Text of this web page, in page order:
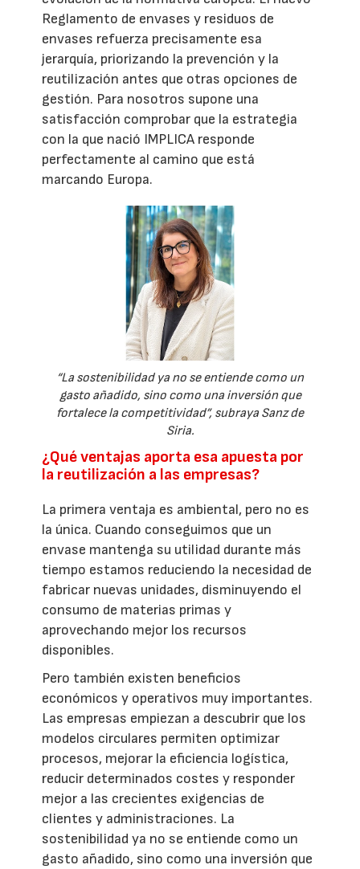
Reglamento de envases y residuos de
envases refuerza precisamente esa
jerarquía, priorizando la prevención y la
reutilización antes que otras opciones de
gestión. Para nosotros supone una
satisfacción comprobar que la estrategia
con la que nació IMPLICA responde
perfectamente al camino que está
marcando Europa.
“La sostenibilidad ya no se entiende como un
gasto añadido, sino como una inversión que
fortalece la competitividad”, subraya Sanz de
Siria.
¿Qué ventajas aporta esa apuesta por
la reutilización a las empresas?
La primera ventaja es ambiental, pero no es
la única. Cuando conseguimos que un
envase mantenga su utilidad durante más
tiempo estamos reduciendo la necesidad de
fabricar nuevas unidades, disminuyendo el
consumo de materias primas y
aprovechando mejor los recursos
disponibles.
Pero también existen beneficios
económicos y operativos muy importantes.
Las empresas empiezan a descubrir que los
modelos circulares permiten optimizar
procesos, mejorar la eficiencia logística,
reducir determinados costes y responder
mejor a las crecientes exigencias de
clientes y administraciones. La
sostenibilidad ya no se entiende como un
gasto añadido, sino como una inversión que